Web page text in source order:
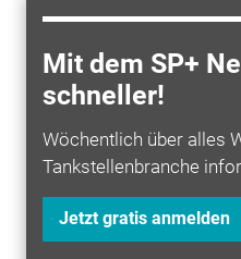
Mit dem SP+
schneller!
Wöchentlich über alles
Tankstellenbranche
Jetzt gratis anmelden
die nötige
Hinzu kommen Sorgen
Batteriealterung, Zweifel
der erwartete Aufwand im
Alternative